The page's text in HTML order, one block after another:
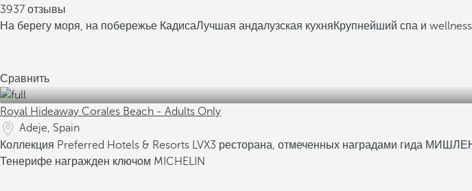
3937 отзывы
На берегу моря, на побережье КадисаЛучшая андалузская кухняКрупнейший спа и
Сравнить
Royal Hideaway Corales Beach - Adults Only
Adeje, Spain
Коллекция Preferred Hotels & Resorts LVX3 ресторана, отмеченных наградами гида
Тенерифе награжден ключом MICHELIN